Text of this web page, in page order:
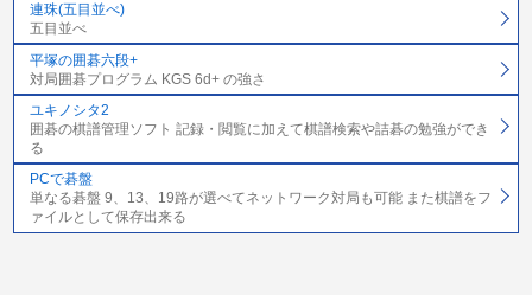
連珠(五目並べ)
五目並べ
平塚の囲碁六段+
対局囲碁プログラム KGS 6d+ の強さ
ユキノシタ2
囲碁の棋譜管理ソフト 記録・閲覧に加えて棋譜検索や詰碁の勉強ができ
る
PCで碁盤
単なる碁盤 9、13、19路が選べてネットワーク対局も可能 また棋譜をフ
ァイルとして保存出来る